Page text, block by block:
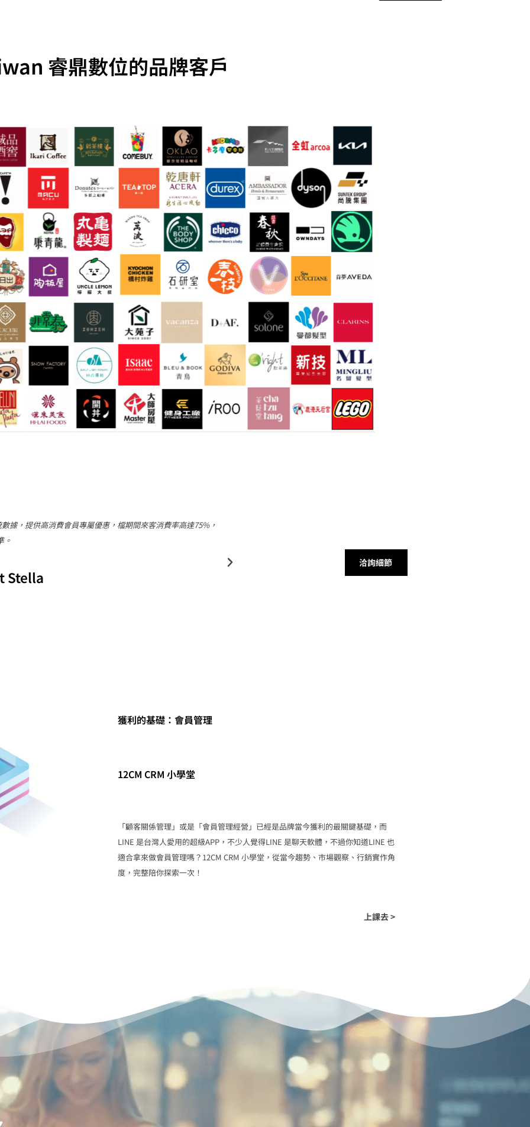
睿鼎數位的品牌客戶
了20個任務，完成每個任務後，健身工廠同仁會使用智慧印章
可分別獲得不同階段的挑戰禮。"
工廠
洽詢細節
獲利的基礎：會員管理
12CM CRM 小學堂
「顧客關係管理」或是「會員管理經營」已經是品牌當今獲利的最關鍵基礎，而
LINE 是台灣人愛用的超級APP，不少人覺得LINE 是聊天軟體，不過你知道LINE 也
適合拿來做會員管理嗎？12CM CRM 小學堂，從當今趨勢、市場觀察、行銷實作角
度，完整陪你探索一次！
上課去 >